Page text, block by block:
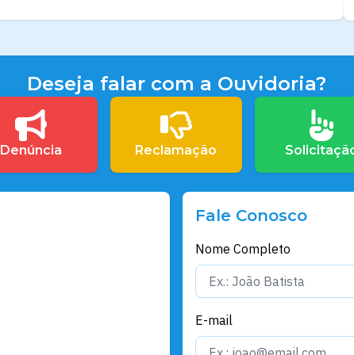
Deseja falar com a Ouvidoria?
Denúncia Reclamação
Fale Conosco
Nome Completo
E-mail